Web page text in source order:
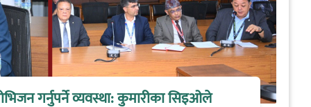
गर्नुपर्ने व्यवस्था: कुमारीका सिइओले